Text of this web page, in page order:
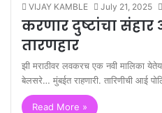
VIJAY KAMBLE July 21, 2025
करणार दुष्टांचा संहार
तारणहार
झी मराठीवर लवकरच एक नवी मालिका येतेय.
बेलसरे… मुंबईत राहणारी. तारिणीची आई
Read More »